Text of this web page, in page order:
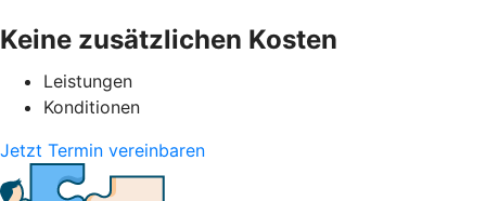
Keine zusätzlichen Kosten
Leistungen
Konditionen
Jetzt Termin vereinbaren